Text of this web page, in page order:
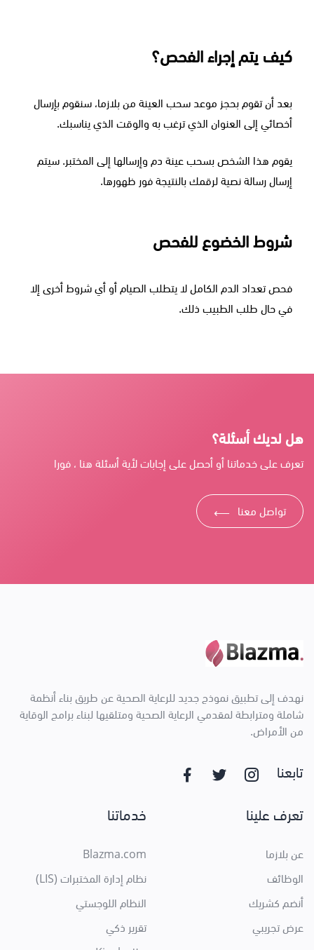
كيف يتم إجراء الفحص؟
بعد أن تقوم بحجز موعد سحب العينة من بلازما، سنقوم بإرسال
أخصائي إلى العنوان الذي ترغب به والوقت الذي يناسبك.
يقوم هذا الشخص بسحب عينة دم وإرسالها إلى المختبر. سيتم
إرسال رسالة نصية لرقمك بالنتيجة فور ظهورها.
شروط الخضوع للفحص
فحص تعداد الدم الكامل لا يتطلب الصيام أو أي شروط أخرى إلا
في حال طلب الطبيب ذلك.
هل لديك أسئلة؟
تعرف على خدماتنا أو أحصل على إجابات لأية أسئلة هنا ، فورا
تواصل معنا ⟶
نهدف إلى تطبيق نموذج جديد للرعاية الصحية عن طريق بناء أنظمة
شاملة ومترابطة لمقدمي الرعاية الصحية ومتلقيها لبناء برامج الوقاية
من الأمراض.
تابعنا
تعرف علينا
عن بلازما
الوظائف
أنضم كشريك
عرض تجريبي
خدماتنا
Blazma.com
نظام إدارة المختبرات (LIS)
النظام اللوجستي
تقرير ذكي